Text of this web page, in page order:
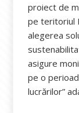
proiect de
pe teritoriul
alegerea
asigure
pe o
lucrărilor”